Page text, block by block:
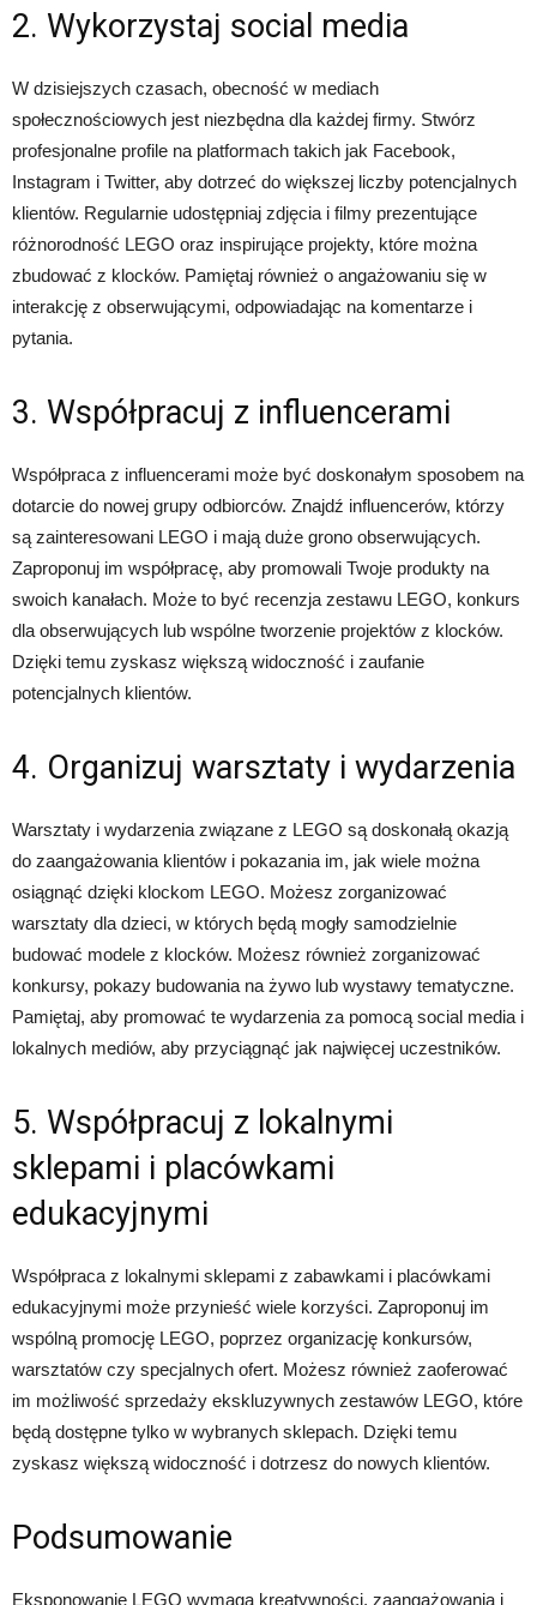
2. Wykorzystaj social media
W dzisiejszych czasach, obecność w mediach
społecznościowych jest niezbędna dla każdej firmy. Stwórz
profesjonalne profile na platformach takich jak Facebook,
Instagram i Twitter, aby dotrzeć do większej liczby potencjalnych
klientów. Regularnie udostępniaj zdjęcia i filmy prezentujące
różnorodność LEGO oraz inspirujące projekty, które można
zbudować z klocków. Pamiętaj również o angażowaniu się w
interakcję z obserwującymi, odpowiadając na komentarze i
pytania.
3. Współpracuj z influencerami
Współpraca z influencerami może być doskonałym sposobem na
dotarcie do nowej grupy odbiorców. Znajdź influencerów, którzy
są zainteresowani LEGO i mają duże grono obserwujących.
Zaproponuj im współpracę, aby promowali Twoje produkty na
swoich kanałach. Może to być recenzja zestawu LEGO, konkurs
dla obserwujących lub wspólne tworzenie projektów z klocków.
Dzięki temu zyskasz większą widoczność i zaufanie
potencjalnych klientów.
4. Organizuj warsztaty i wydarzenia
Warsztaty i wydarzenia związane z LEGO są doskonałą okazją
do zaangażowania klientów i pokazania im, jak wiele można
osiągnąć dzięki klockom LEGO. Możesz zorganizować
warsztaty dla dzieci, w których będą mogły samodzielnie
budować modele z klocków. Możesz również zorganizować
konkursy, pokazy budowania na żywo lub wystawy tematyczne.
Pamiętaj, aby promować te wydarzenia za pomocą social media i
lokalnych mediów, aby przyciągnąć jak najwięcej uczestników.
5. Współpracuj z lokalnymi
sklepami i placówkami
edukacyjnymi
Współpraca z lokalnymi sklepami z zabawkami i placówkami
edukacyjnymi może przynieść wiele korzyści. Zaproponuj im
wspólną promocję LEGO, poprzez organizację konkursów,
warsztatów czy specjalnych ofert. Możesz również zaoferować
im możliwość sprzedaży ekskluzywnych zestawów LEGO, które
będą dostępne tylko w wybranych sklepach. Dzięki temu
zyskasz większą widoczność i dotrzesz do nowych klientów.
Podsumowanie
Eksponowanie LEGO wymaga kreatywności, zaangażowania i